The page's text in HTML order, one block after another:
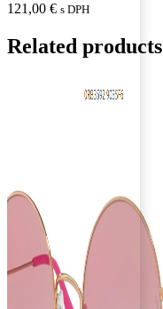
121,00 € s DPH
Related products